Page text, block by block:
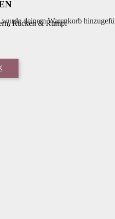
wurde deinem Warenkorb
,Rücken & Rumpf